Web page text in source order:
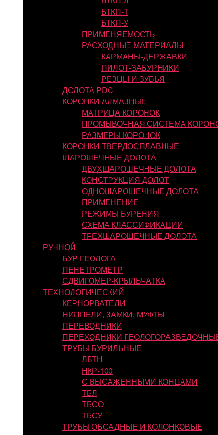
БТКП-Т
БТКП-У
ПРИМЕНЯЕМОСТЬ
РАСХОДНЫЕ МАТЕРИАЛЫ
КАРМАНЫ-ДЕРЖАВКИ
ПИЛОТ-ЗАБУРНИКИ
РЕЗЦЫ И ЗУБЬЯ
ДОЛОТА PDC
КОРОНКИ АЛМАЗНЫЕ
МАТРИЦА КОРОНОК
ПРОМЫВОЧНАЯ СИСТЕМА
РАЗМЕРЫ КОРОНОК
КОРОНКИ ТВЕРДОСПЛАВНЫЕ
ШАРОШЕЧНЫЕ ДОЛОТА
ДВУХШАРОШЕЧНЫЕ ДОЛОТА
КОНСТРУКЦИЯ ДОЛОТ
ОДНОШАРОШЕЧНЫЕ ДОЛОТА
ПРИМЕНЕНИЕ
РЕЖИМЫ БУРЕНИЯ
СХЕМА КЛАССИФИКАЦИИ
ТРЕХШАРОШЕЧНЫЕ ДОЛОТА
РУЧНОЙ
БУР ГЕОЛОГА
ПЕНЕТРОМЕТР
СДВИГОМЕР-КРЫЛЬЧАТКА
ТЕХНОЛОГИЧЕСКИЙ
КЕРНОРВАТЕЛИ
НИППЕЛИ, ЗАМКИ, МУФТЫ
ПЕРЕВОДНИКИ
ПЕРЕХОДНИКИ
ТРУБЫ БУРИЛЬНЫЕ
ЛБТН
НКР-100
С ВЫСАЖЕННЫМИ КОНЦАМИ
ТБЛ
ТБСО
ТБСУ
ТРУБЫ ОБСАДНЫЕ И КОЛОНКОВЫЕ